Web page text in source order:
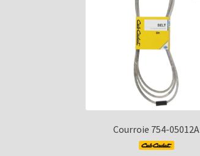
Courroie 754-05012A